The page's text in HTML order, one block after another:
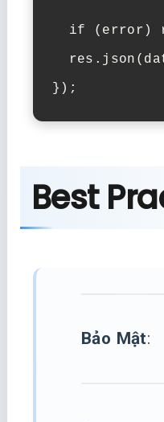
if (error)
});
Best
Bảo Mật: